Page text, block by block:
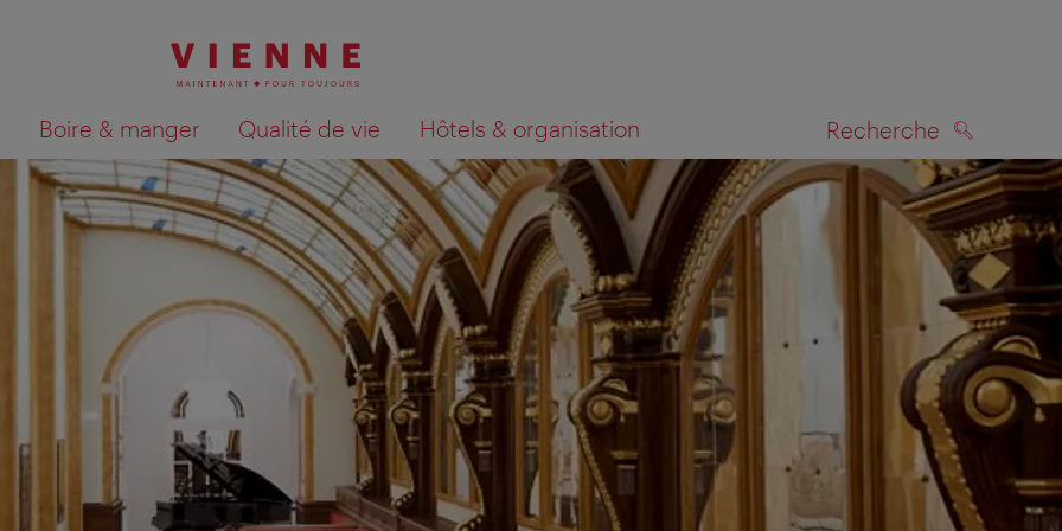
Boire & manger Qualité de vie Hôtels & organisation Recherche
Afficher les résultats de la recherche sur la carte RECHERCHE